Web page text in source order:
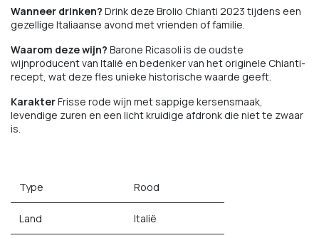
Wanneer drinken? Drink deze Brolio Chianti 2023 tijdens een
gezellige Italiaanse avond met vrienden of familie.
Waarom deze wijn? Barone Ricasoli is de oudste
wijnproducent van Italië en bedenker van het originele Chianti-
recept, wat deze fles unieke historische waarde geeft.
KarakterFrisse rode wijn met sappige kersensmaak,
levendige zuren en een licht kruidige afdronk die niet te zwaar
is.
Type Rood
Land Italië